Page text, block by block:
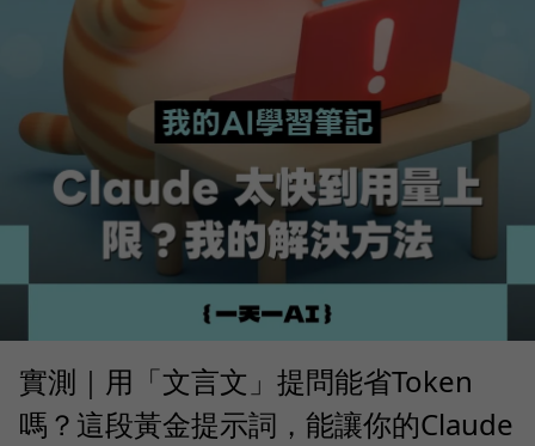
實測｜用「文言文」提問能省Token
嗎？這段黃金提示詞，能讓你的Claude